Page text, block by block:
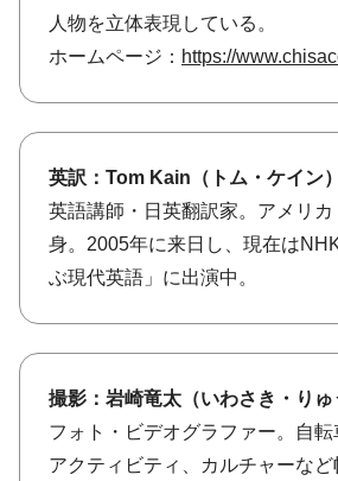
人物を立体表現している。
ホームページ： https://
英訳：Tom Kain（トム・ケイン）
英語講師・日英翻訳家。アメリカ
身。2005年に来日し、現在は
ぶ現代英語」に出演中。
撮影：岩崎竜太（いわさき・りゅ
フォト・ビデオグラファー。自
アクティビティ、カルチャーな